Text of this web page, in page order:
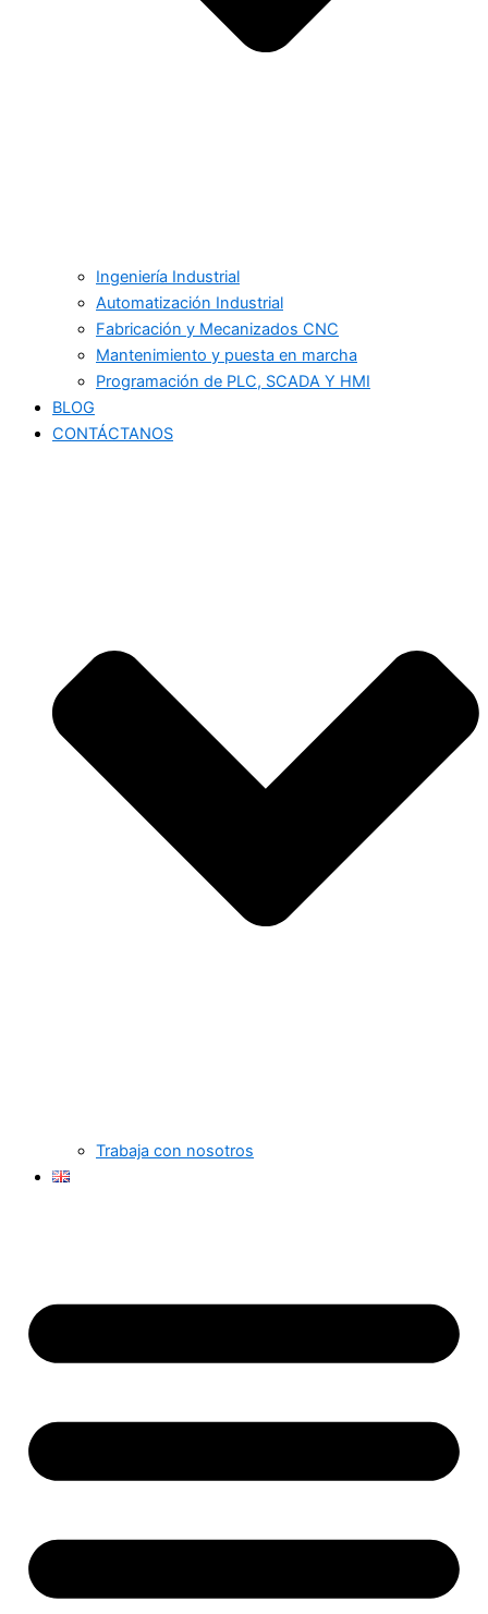
Ingeniería Industrial
Automatización Industrial
Fabricación y Mecanizados CNC
Mantenimiento y puesta en marcha
Programación de PLC, SCADA Y HMI
BLOG
CONTÁCTANOS
Trabaja con nosotros